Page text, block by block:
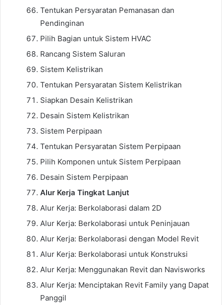
Tentukan Persyaratan Pemanasan dan
Pendinginan
Pilih Bagian untuk Sistem HVAC
Rancang Sistem Saluran
Sistem Kelistrikan
Tentukan Persyaratan Sistem Kelistrikan
Siapkan Desain Kelistrikan
Desain Sistem Kelistrikan
Sistem Perpipaan
Tentukan Persyaratan Sistem Perpipaan
Pilih Komponen untuk Sistem Perpipaan
Desain Sistem Perpipaan
Alur Kerja Tingkat Lanjut
Alur Kerja: Berkolaborasi dalam 2D
Alur Kerja: Berkolaborasi untuk Peninjauan
Alur Kerja: Berkolaborasi dengan Model Revit
Alur Kerja: Berkolaborasi untuk Konstruksi
Alur Kerja: Menggunakan Revit dan Navisworks
Alur Kerja: Menciptakan Revit Family yang Dapat
Panggil